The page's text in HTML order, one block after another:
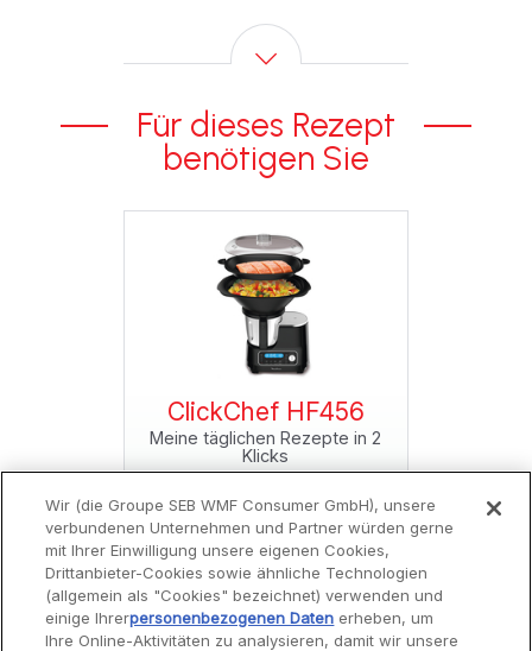
Für dieses Rezept
benötigen Sie
ClickChef HF456
Meine täglichen Rezepte in 2
Klicks
Wir (die Groupe SEB WMF Consumer GmbH), unsere
verbundenen Unternehmen und Partner würden gerne
mit Ihrer Einwilligung unsere eigenen Cookies,
Drittanbieter-Cookies sowie ähnliche Technologien
(allgemein als "Cookies" bezeichnet) verwenden und
einige Ihrerpersonenbezogenen Daten erheben, um
Ihre Online-Aktivitäten zu analysieren, damit wir unsere